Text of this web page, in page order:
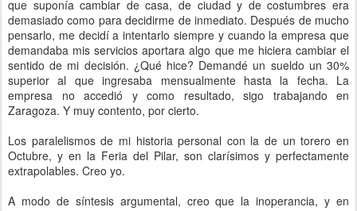
que suponía cambiar de casa, de ciudad y de costumbres era
demasiado como para decidirme de inmediato. Después de mucho
pensarlo, me decidí a intentarlo siempre y cuando la empresa que
demandaba mis servicios aportara algo que me hiciera cambiar el
sentido de mi decisión. ¿Qué hice? Demandé un sueldo un 30%
superior al que ingresaba mensualmente hasta la fecha. La
empresa no accedió y como resultado, sigo trabajando en
Zaragoza. Y muy contento, por cierto.
Los paralelismos de mi historia personal con la de un torero en
Octubre, y en la Feria del Pilar, son clarísimos y perfectamente
extrapolables. Creo yo.
A modo de síntesis argumental, creo que la inoperancia, y en